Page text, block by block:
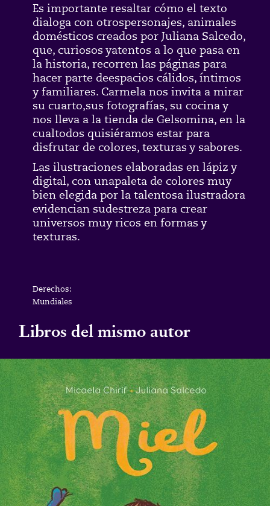
Es importante resaltar cómo el texto
dialoga con otrospersonajes, animales
domésticos creados por Juliana Salcedo,
que, curiosos yatentos a lo que pasa en
la historia, recorren las páginas para
hacer parte deespacios cálidos, íntimos
y familiares. Carmela nos invita a mirar
su cuarto,sus fotografías, su cocina y
nos lleva a la tienda de Gelsomina, en la
cualtodos quisiéramos estar para
disfrutar de colores, texturas y sabores.
Las ilustraciones elaboradas en lápiz y
digital, con unapaleta de colores muy
bien elegida por la talentosa ilustradora
evidencian sudestreza para crear
universos muy ricos en formas y
texturas.
Derechos:
Mundiales
Libros del mismo autor